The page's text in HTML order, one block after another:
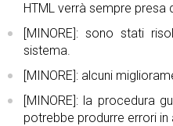
HTML verrà sempre
[MINORE]: sono stati
sistema.
[MINORE]: alcuni
[MINORE]: la procedura
potrebbe produrre errori in